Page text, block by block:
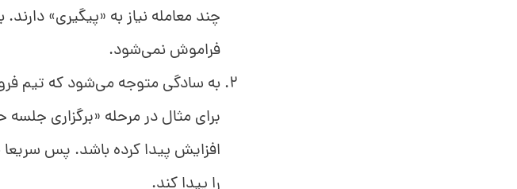
چند معامله نیاز به «پیگیری»
فراموش نمی‌شود.
به سادگی متوجه می‌شود که تیم
برای مثال در مرحله «برگزاری
افزایش پیدا کرده باشد. پس
را پیدا کند.